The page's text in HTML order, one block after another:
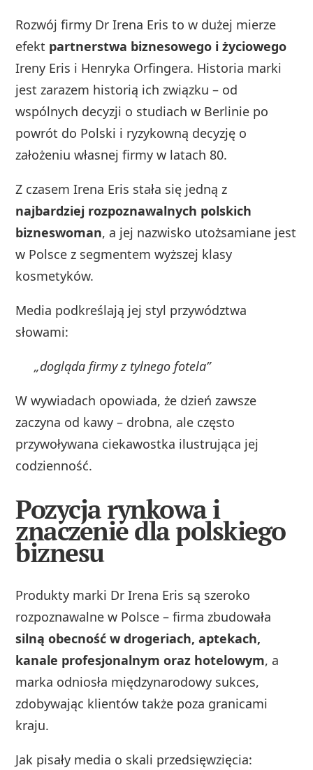
Rozwój firmy Dr Irena Eris to w dużej mierze
efekt partnerstwa biznesowego i życiowego
Ireny Eris i Henryka Orfingera. Historia marki
jest zarazem historią ich związku – od
wspólnych decyzji o studiach w Berlinie po
powrót do Polski i ryzykowną decyzję o
założeniu własnej firmy w latach 80.
Z czasem Irena Eris stała się jedną z
najbardziej rozpoznawalnych polskich
bizneswoman, a jej nazwisko utożsamiane jest
w Polsce z segmentem wyższej klasy
kosmetyków.
Media podkreślają jej styl przywództwa
słowami:
„dogląda firmy z tylnego fotela”
W wywiadach opowiada, że dzień zawsze
zaczyna od kawy – drobna, ale często
przywoływana ciekawostka ilustrująca jej
codzienność.
Pozycja rynkowa i
znaczenie dla polskiego
biznesu
Produkty marki Dr Irena Eris są szeroko
rozpoznawalne w Polsce – firma zbudowała
silną obecność w drogeriach, aptekach,
kanale profesjonalnym oraz hotelowym, a
marka odniosła międzynarodowy sukces,
zdobywając klientów także poza granicami
kraju.
Jak pisały media o skali przedsięwzięcia: